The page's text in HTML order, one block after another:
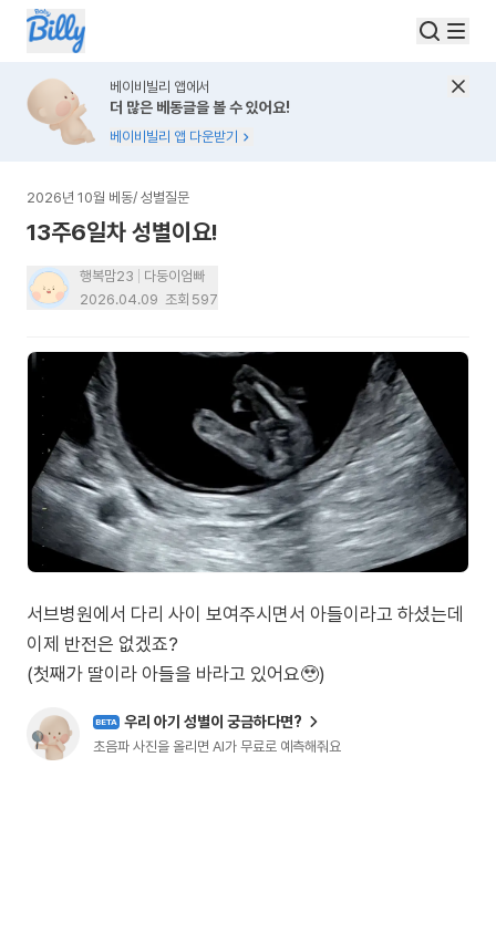
베이비빌리 앱에서
더 많은 베동글을 볼 수 있어요!
베이비빌리 앱 다운받기
2026년 10월 베동/ 성별질문
13주6일차 성별이요!
행복맘23
다둥이엄빠
2026.04.09 조회 597
서브병원에서 다리 사이 보여주시면서 아들이라고 하셨는데
이제 반전은 없겠죠?
(첫째가 딸이라 아들을 바라고 있어요🥹)
BETA 우리 아기 성별이 궁금하다면?
초음파 사진을 올리면 AI가 무료로 예측해줘요